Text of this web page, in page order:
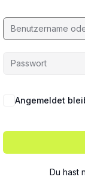
Angemeldet
Du hast